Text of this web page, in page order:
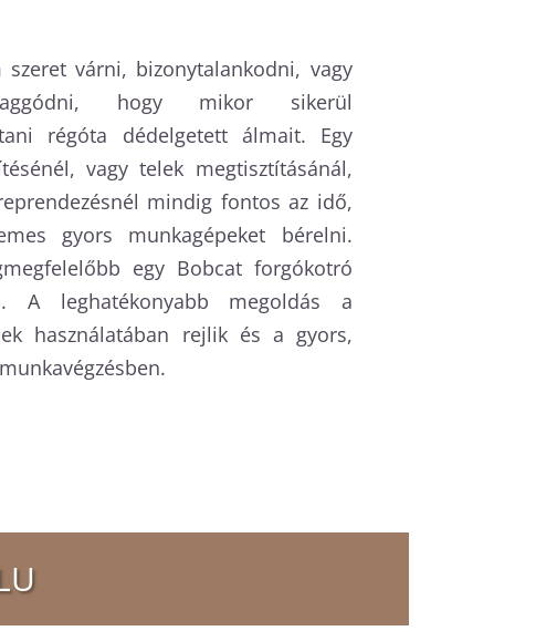
szeret várni, bizonytalankodni, vagy
hogy mikor sikerül
régóta dédelgetett álmait. Egy
vagy telek megtisztításánál,
mindig fontos az idő,
gyors munkagépeket bérelni.
egy Bobcat forgókotró
A leghatékonyabb megoldás a
használatában rejlik és a gyors,